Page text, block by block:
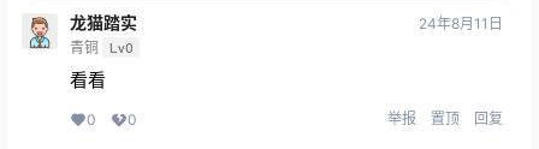
龙猫踏实
青铜 Lv0
24年8月11日
看看
0 0 举报 置顶 回复